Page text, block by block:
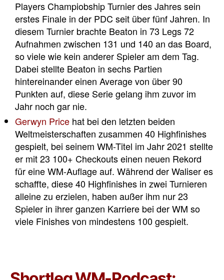
Players Champiobship Turnier des Jahres sein
erstes Finale in der PDC seit über fünf Jahren. In
diesem Turnier brachte Beaton in 73 Legs 72
Aufnahmen zwischen 131 und 140 an das Board,
so viele wie kein anderer Spieler am dem Tag.
Dabei stellte Beaton in sechs Partien
hintereinander einen Average von über 90
Punkten auf, diese Serie gelang ihm zuvor im
Jahr noch gar nie.
Gerwyn Price hat bei den letzten beiden
Weltmeisterschaften zusammen 40 Highfinishes
gespielt, bei seinem WM-Titel im Jahr 2021 stellte
er mit 23 100+ Checkouts einen neuen Rekord
für eine WM-Auflage auf. Während der Waliser es
schaffte, diese 40 Highfinishes in zwei Turnieren
alleine zu erzielen, haben außer ihm nur 23
Spieler in ihrer ganzen Karriere bei der WM so
viele Finishes von mindestens 100 gespielt.